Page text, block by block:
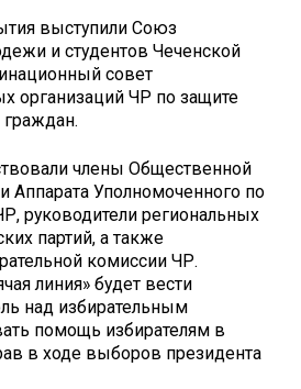
выступили Союз
и студентов Чеченской
совет
организаций ЧР по защите
члены Общественной
Аппарата Уполномоченного по
руководители региональных
партий, а также
комиссии ЧР.
линия» будет вести
над избирательным
помощь избирателям в
в ходе выборов президента